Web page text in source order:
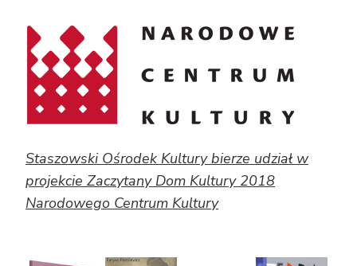
Staszowski Ośrodek Kultury bierze udział w
projekcie Zaczytany Dom Kultury 2018
Narodowego Centrum Kultury